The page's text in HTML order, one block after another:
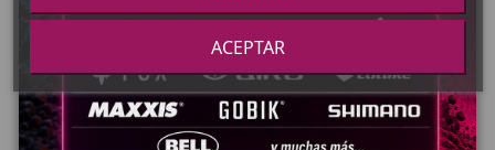
Fuera de stock
Bicicleta de Montaña
SPECIALIZED
-2.674,75 €
Bicicleta de
Montaña
ORBEA
8.024,25 €
10.699,00 €
ACEPTAR